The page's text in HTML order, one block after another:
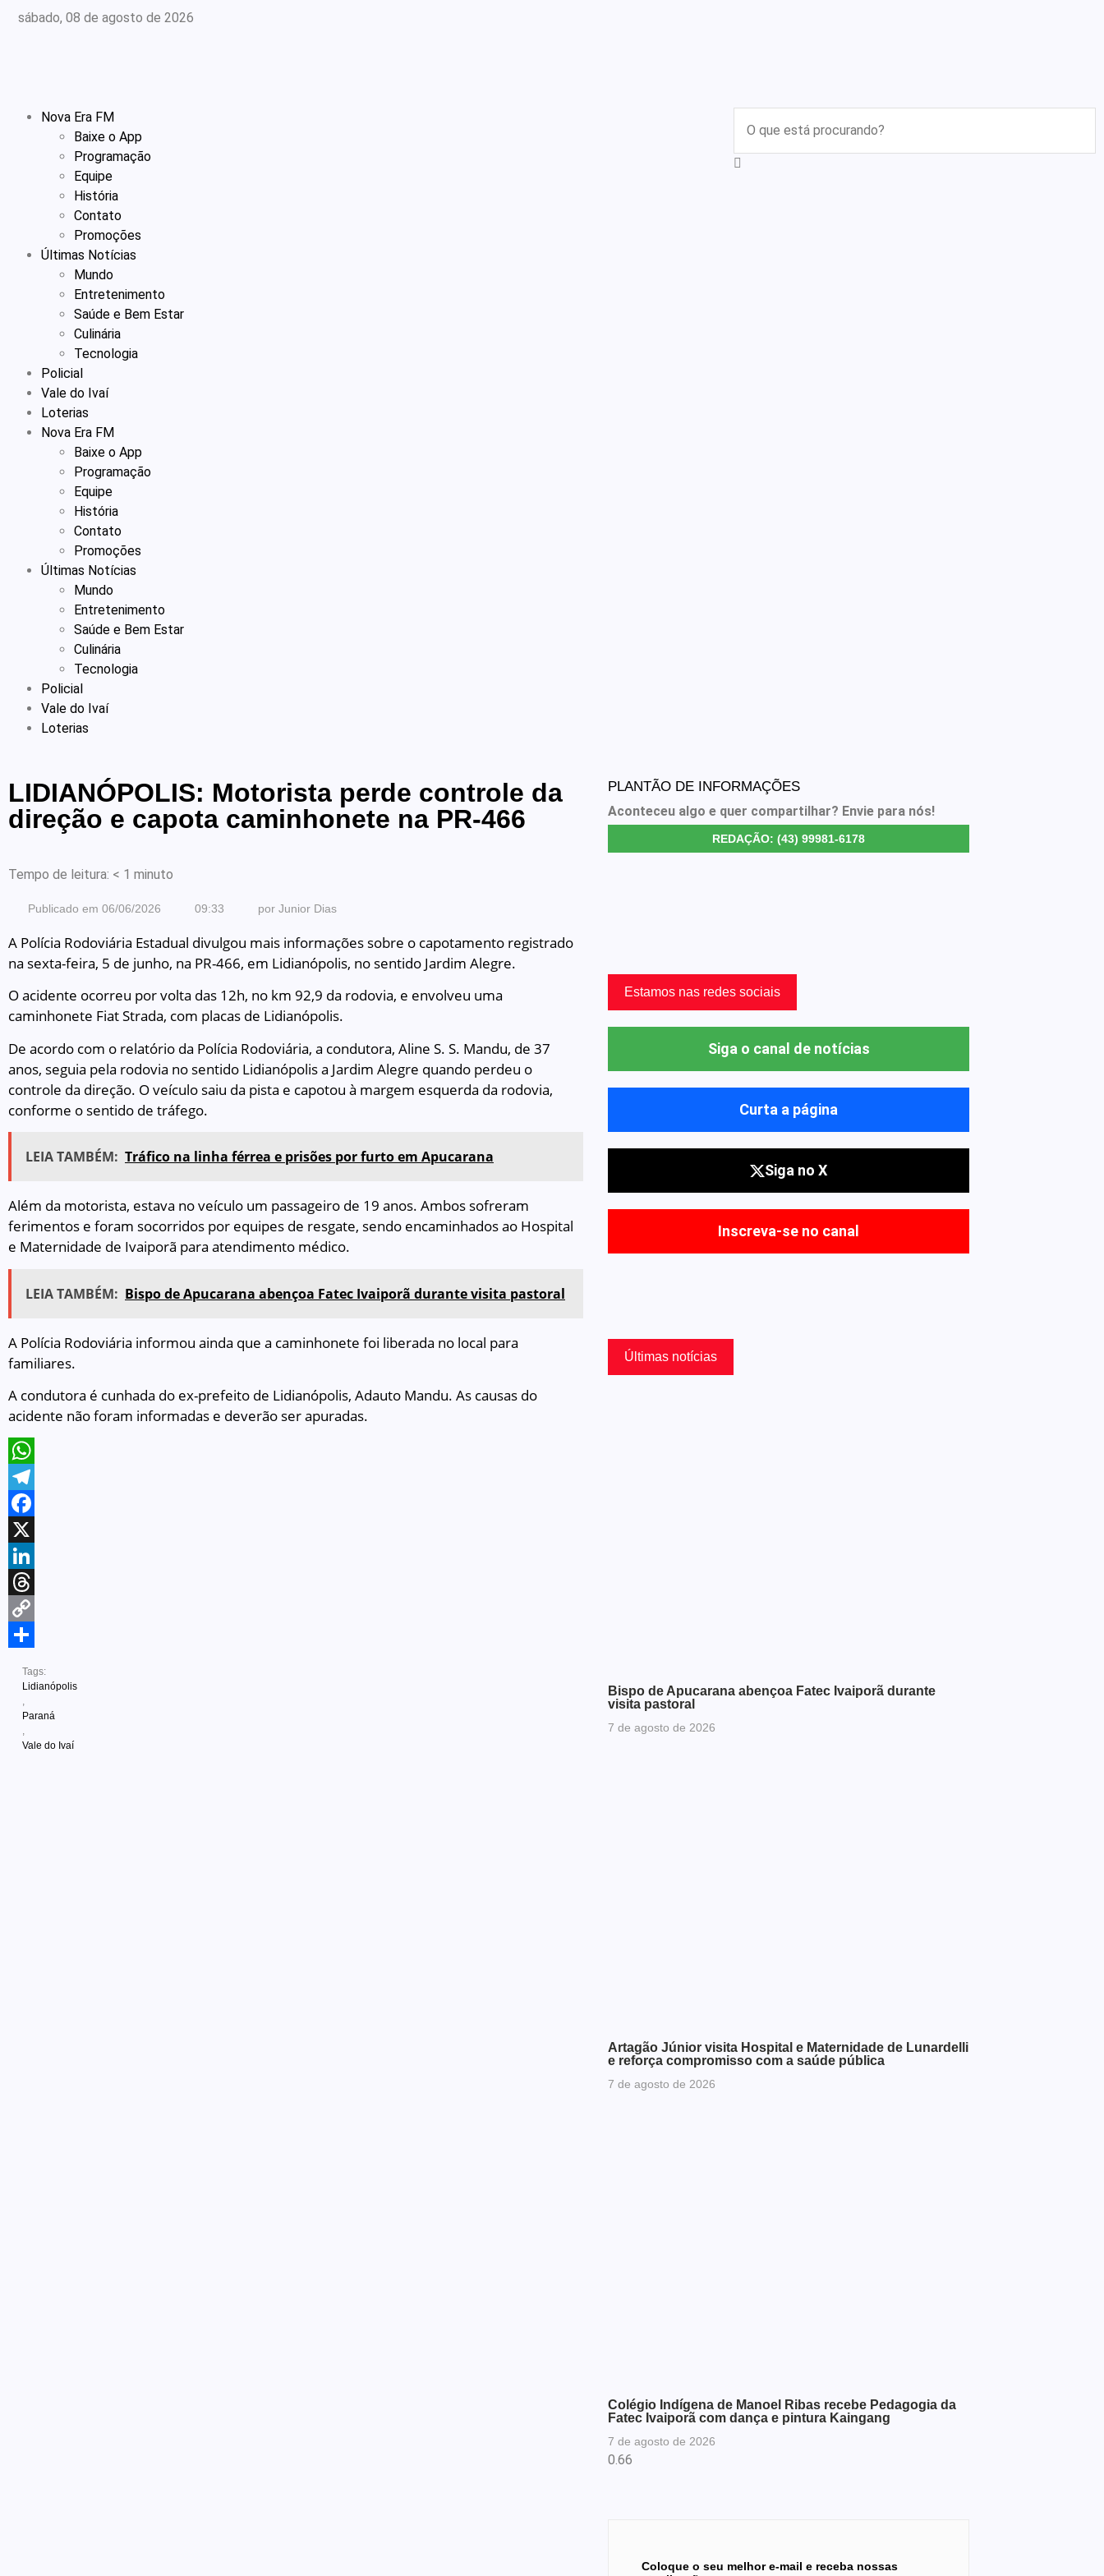
sábado, 08 de agosto de 2026
Nova Era FM
Baixe o App
Programação
Equipe
História
Contato
Promoções
Últimas Notícias
Mundo
Entretenimento
Saúde e Bem Estar
Culinária
Tecnologia
Policial
Vale do Ivaí
Loterias
Nova Era FM
Baixe o App
Programação
Equipe
História
Contato
Promoções
Últimas Notícias
Mundo
Entretenimento
Saúde e Bem Estar
Culinária
Tecnologia
Policial
Vale do Ivaí
Loterias
LIDIANÓPOLIS: Motorista perde controle da
direção e capota caminhonete na PR-466
Tempo de leitura: < 1 minuto
Publicado em 06/06/2026 09:33 por Junior Dias
A Polícia Rodoviária Estadual divulgou mais informações sobre o capotamento registrado
na sexta-feira, 5 de junho, na PR-466, em Lidianópolis, no sentido Jardim Alegre.
O acidente ocorreu por volta das 12h, no km 92,9 da rodovia, e envolveu uma
caminhonete Fiat Strada, com placas de Lidianópolis.
De acordo com o relatório da Polícia Rodoviária, a condutora, Aline S. S. Mandu, de 37
anos, seguia pela rodovia no sentido Lidianópolis a Jardim Alegre quando perdeu o
controle da direção. O veículo saiu da pista e capotou à margem esquerda da rodovia,
conforme o sentido de tráfego.
LEIA TAMBÉM: Tráfico na linha férrea e prisões por furto em Apucarana
Além da motorista, estava no veículo um passageiro de 19 anos. Ambos sofreram
ferimentos e foram socorridos por equipes de resgate, sendo encaminhados ao Hospital
e Maternidade de Ivaiporã para atendimento médico.
LEIA TAMBÉM: Bispo de Apucarana abençoa Fatec Ivaiporã durante visita pastoral
A Polícia Rodoviária informou ainda que a caminhonete foi liberada no local para
familiares.
A condutora é cunhada do ex-prefeito de Lidianópolis, Adauto Mandu. As causas do
acidente não foram informadas e deverão ser apuradas.
WhatsApp
Telegram
Facebook
X
LinkedIn
Threads
Copy
Tags:
Lidianópolis
,
Paraná
,
Vale do Ivaí
PLANTÃO DE INFORMAÇÕES
Aconteceu algo e quer compartilhar? Envie para nós!
REDAÇÃO: (43) 99981-6178
Estamos nas redes sociais
Siga o canal de notícias
Curta a página
Siga no X
Inscreva-se no canal
Últimas notícias
Bispo de Apucarana abençoa Fatec Ivaiporã durante
visita pastoral
7 de agosto de 2026
Artagão Júnior visita Hospital e Maternidade de Lunardelli
e reforça compromisso com a saúde pública
7 de agosto de 2026
Colégio Indígena de Manoel Ribas recebe Pedagogia da
Fatec Ivaiporã com dança e pintura Kaingang
7 de agosto de 2026
Coloque o seu melhor e-mail e receba nossas